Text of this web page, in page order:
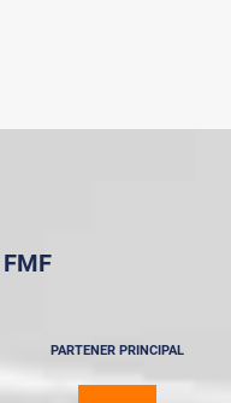
FMF
PARTENER PRINCIPAL